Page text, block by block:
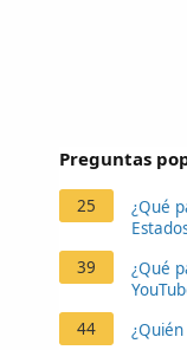
Preguntas
25
¿Qué
39
¿Qué
44